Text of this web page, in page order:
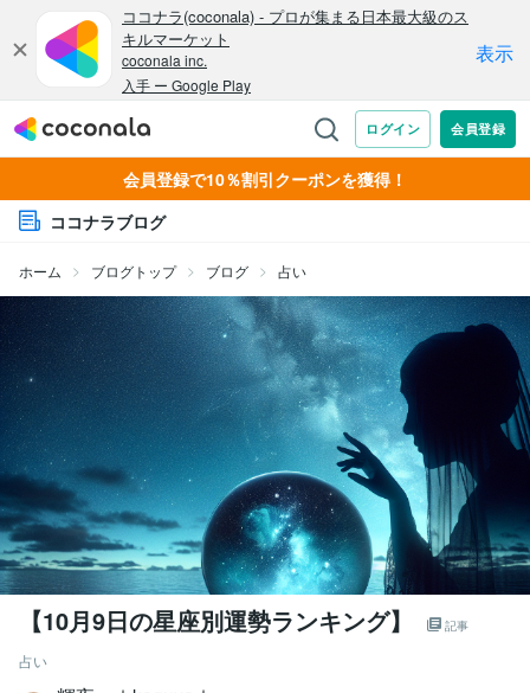
会員登録で10％割引クーポンを獲得！
ココナラブログ
ホーム ブログトップ ブログ 占い
【10月9日の星座別運勢ランキング】 記事
占い